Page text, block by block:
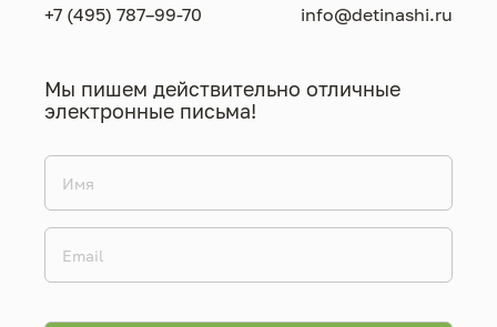
+7 (495) 787–99-70 info@detinashi.ru
Мы пишем действительно отличные
электронные письма!